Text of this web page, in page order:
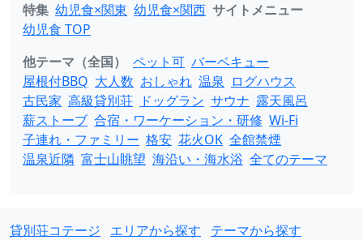
特集 幼児食×関東 幼児食×関西 サイトメニュー
幼児食 TOP
他テーマ（全国）
ペット可 バーベキュー
屋根付BBQ 大人数 おしゃれ 温泉 ログハウス
古民家 高級貸別荘 ドッグラン サウナ 露天風呂
薪ストーブ 合宿・ワーケーション・研修 Wi-Fi
子連れ・ファミリー 格安 花火OK 全館禁煙
温泉近隣 富士山眺望 海沿い・海水浴 全てのテーマ
貸別荘コテージ エリアから探す
テーマから探す